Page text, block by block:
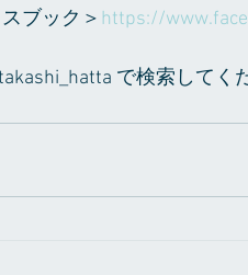
ブック＞ https://
で検索して